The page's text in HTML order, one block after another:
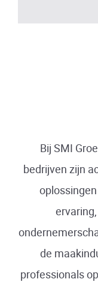
Bij SMI
bedrijven zijn
de
professionals